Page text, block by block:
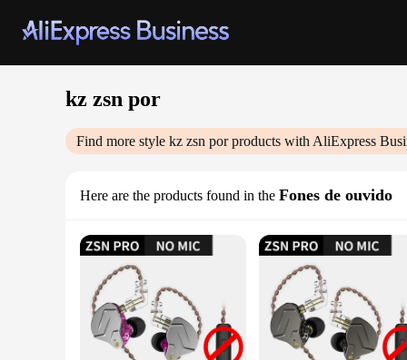
kz zsn por
Find more style kz zsn porproducts with AliExpress
Here are the products found in the Fones de ouvido